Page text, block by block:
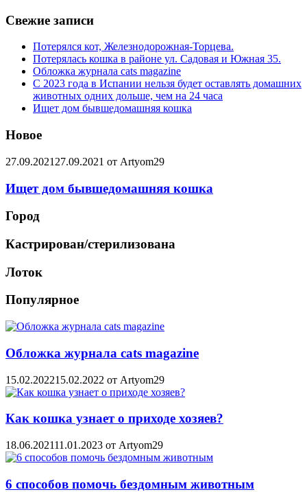
Свежие записи
Потерялся кот, Железнодорожная-Торцева.
Потерялась кошка в районе ул. Садовая и Южная 35.
Обложка журнала cats magazine
С 2023 года в Испании нельзя будет оставлять домашних
животных одних дольше, чем на 24 часа
Ищет дом бывшедомашняя кошка
Новое
27.09.2021 27.09.2021 от Artyom29
Ищет дом бывшедомашняя кошка
Город
Кастрирован/стерилизована
Лоток
Популярное
Обложка журнала cats magazine
15.02.202215.02.2022 от Artyom29
Как кошка узнает о приходе хозяев?
18.06.202111.01.2023 от Artyom29
6 способов помочь бездомным животным